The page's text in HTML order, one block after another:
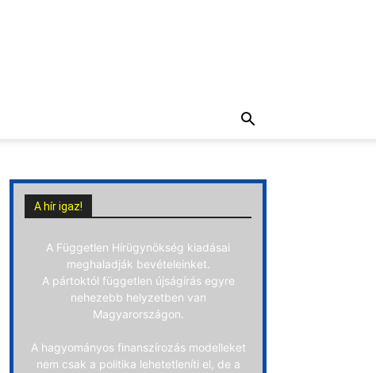
A hír igaz!
A Független Hírügynökség kiadásai
meghaladják bevételeinket.
A pártoktól független újságírás egyre
nehezebb helyzetben van
Magyarországon.
A hagyományos finanszírozás modelleket
nem csak a politika lehetetleníti el, de a